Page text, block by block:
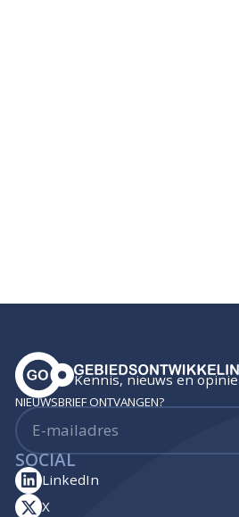
Kennis, nieuws en opinie
NIEUWSBRIEF ONTVANGEN?
SOCIAL
LinkedIn
X